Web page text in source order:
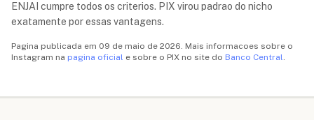
ENJAI cumpre todos os criterios. PIX virou padrao do nicho
exatamente por essas vantagens.
Pagina publicada em 09 de maio de 2026. Mais informacoes sobre o
Instagram na pagina oficial e sobre o PIX no site do Banco Central.